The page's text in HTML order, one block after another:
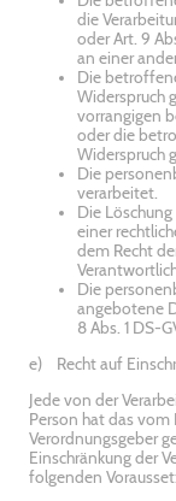
die
oder Art. 9
an einer
Die
Widerspruch
vorrangigen
oder die
Widerspruch
Die
verarbeitet.
Die
einer
dem Recht
Die
angebotene
8 Abs. 1 DS-
e) Recht auf
Jede von der
Person hat das vom
Verordnungsgeber
Einschränkung der
folgenden